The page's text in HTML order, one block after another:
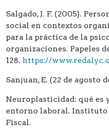
Salgado, J. F. (2005).
social en contextos
para la práctica de la
organizaciones. Papeles
128. https://
Sanjuan, E. (22 de agosto
Neuroplasticidad: qué es
entorno laboral. Instituto
Fiscal.